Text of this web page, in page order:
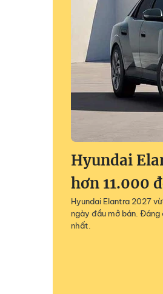
Hyundai
hơn 11.000
Hyundai Elantra 2027
ngày đầu mở bán.
nhất.